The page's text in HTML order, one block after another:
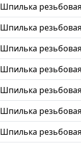
Шпилька
Шпилька
Шпилька
Шпилька
Шпилька
Шпилька
Шпилька